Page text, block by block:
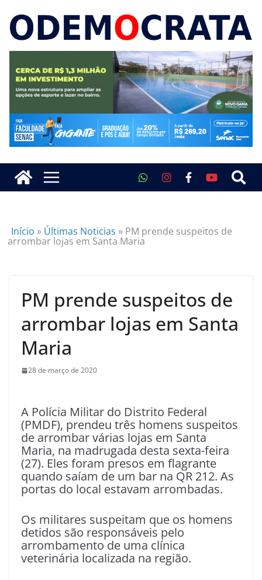
Início » Últimas Noticias » PM prende suspeitos de
arrombar lojas em Santa Maria
PM prende suspeitos de
arrombar lojas em Santa
Maria
28 de março de 2020
A Polícia Militar do Distrito Federal
(PMDF), prendeu três homens suspeitos
de arrombar várias lojas em Santa
Maria, na madrugada desta sexta-feira
(27). Eles foram presos em flagrante
quando saíam de um bar na QR 212. As
portas do local estavam arrombadas.
Os militares suspeitam que os homens
detidos são responsáveis pelo
arrombamento de uma clínica
veterinária localizada na região.